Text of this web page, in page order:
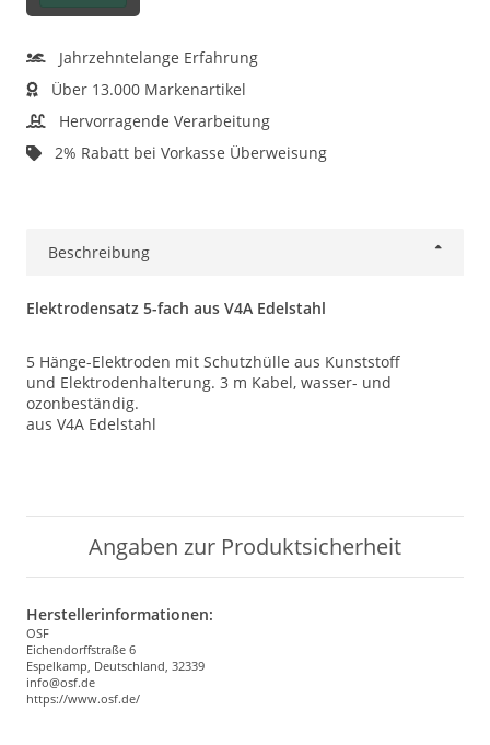
Jahrzehntelange Erfahrung
Über 13.000 Markenartikel
Hervorragende Verarbeitung
2% Rabatt bei Vorkasse Überweisung
Beschreibung
Elektrodensatz 5-fach aus V4A Edelstahl
5 Hänge-Elektroden mit Schutzhülle aus Kunststoff
und Elektrodenhalterung. 3 m Kabel, wasser- und
ozonbeständig.
aus V4A Edelstahl
Angaben zur Produktsicherheit
Herstellerinformationen:
OSF
Eichendorffstraße 6
Espelkamp, Deutschland, 32339
info@osf.de
https://www.osf.de/